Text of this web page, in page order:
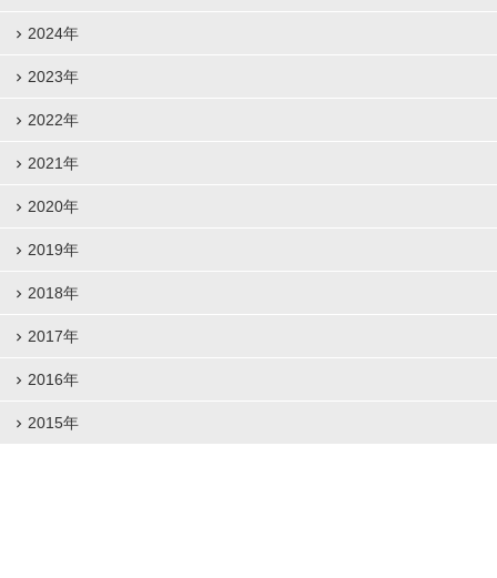
2024年
2023年
2022年
2021年
2020年
2019年
2018年
2017年
2016年
2015年